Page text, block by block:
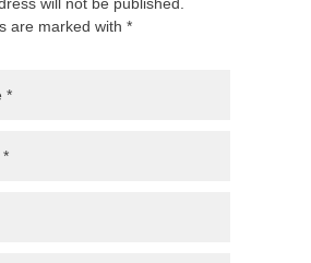
will not be published.
are marked with *